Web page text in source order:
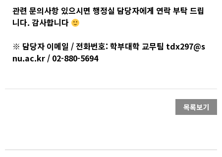
관련 문의사항 있으시면 행정실 담당자에게 연락 부탁 드립
니다. 감사합니다
※ 담당자 이메일 / 전화번호: 학부대학 교무팀 tdx297@s
nu.ac.kr / 02-880-5694
목록보기